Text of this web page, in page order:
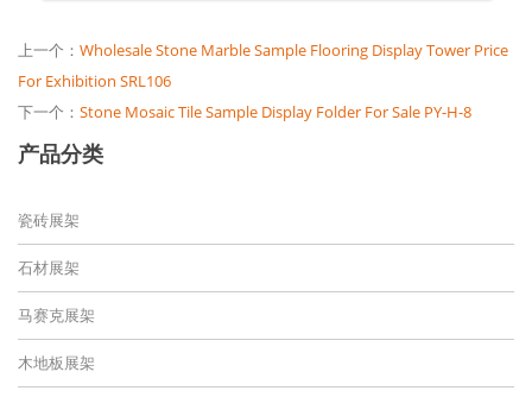
上一个： Wholesale Stone Marble Sample Flooring Display Tower Price
For Exhibition SRL106
下一个： Stone Mosaic Tile Sample Display Folder For Sale PY-H-8
产品分类
瓷砖展架
石材展架
马赛克展架
木地板展架